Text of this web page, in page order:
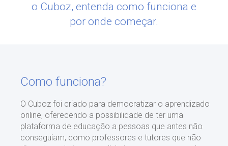
o Cuboz, entenda como funciona e
por onde começar.
Como funciona?
O Cuboz foi criado para democratizar o aprendizado
online, oferecendo a possibilidade de ter uma
plataforma de educação a pessoas que antes não
conseguiam, como professores e tutores que não